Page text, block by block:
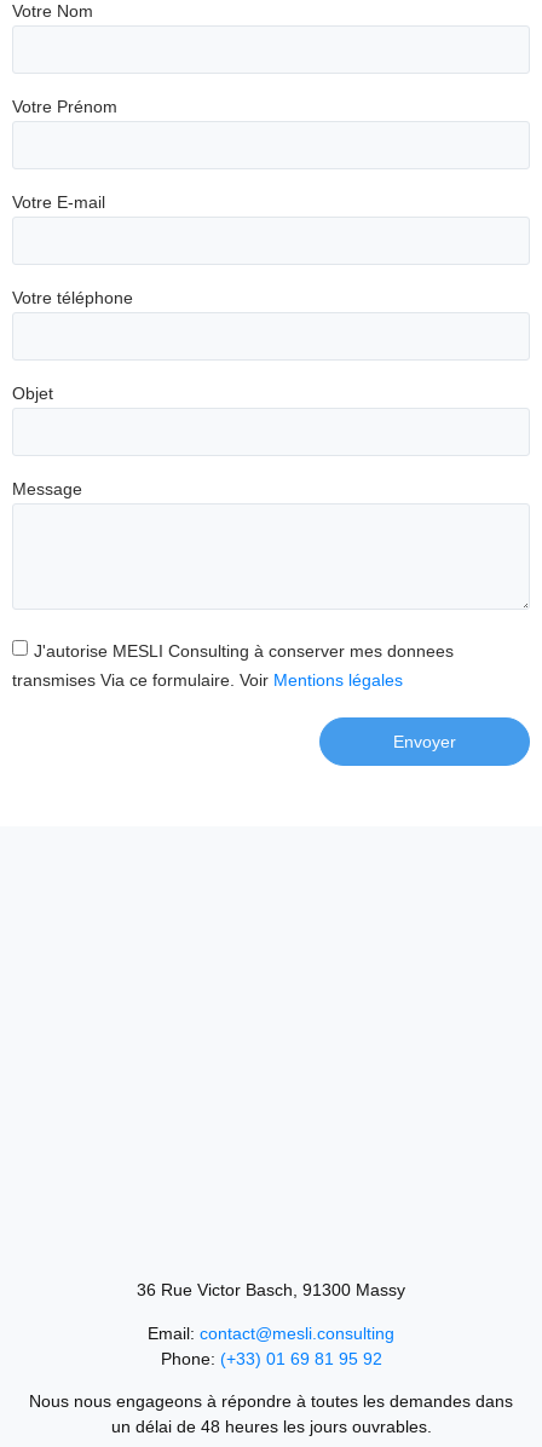
Votre Nom
Votre Prénom
Votre E-mail
Votre téléphone
Objet
Message
J'autorise MESLI Consulting à conserver mes donnees
transmises Via ce formulaire. Voir Mentions légales
Envoyer
36 Rue Victor Basch, 91300 Massy
Email: contact@mesli.consulting
Phone: (+33) 01 69 81 95 92
Nous nous engageons à répondre à toutes les demandes dans
un délai de 48 heures les jours ouvrables.